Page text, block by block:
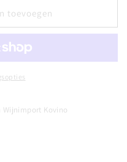
toevoegen
Wijnimport Kovino